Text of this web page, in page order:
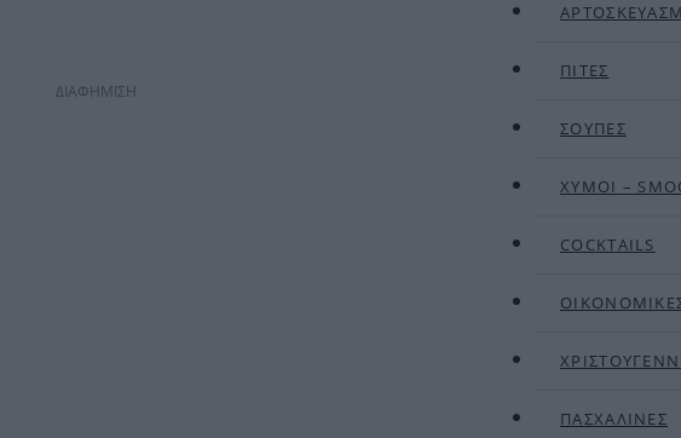
ΔΙΑΦΗΜΙΣΗ
ΠΙΤΕΣ
ΣΟΥΠΕΣ
ΧΥΜΟΙ –
COCKTAILS
ΠΑΣΧΑΛΙΝΕΣ